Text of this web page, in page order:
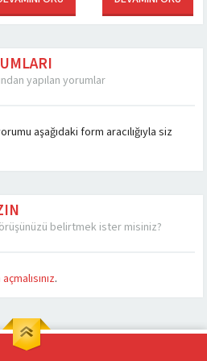
van de
van Chicken
συναλλαγές για κάθε
παίκτη Αδειοδότηση
yapılan yorumlar
aşağıdaki form aracılığıyla siz
belirtmek ister misiniz?
.